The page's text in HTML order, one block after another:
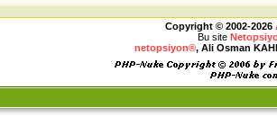
Copyright © 2002-2026
Bu site
netopsiyon®, Ali Osman